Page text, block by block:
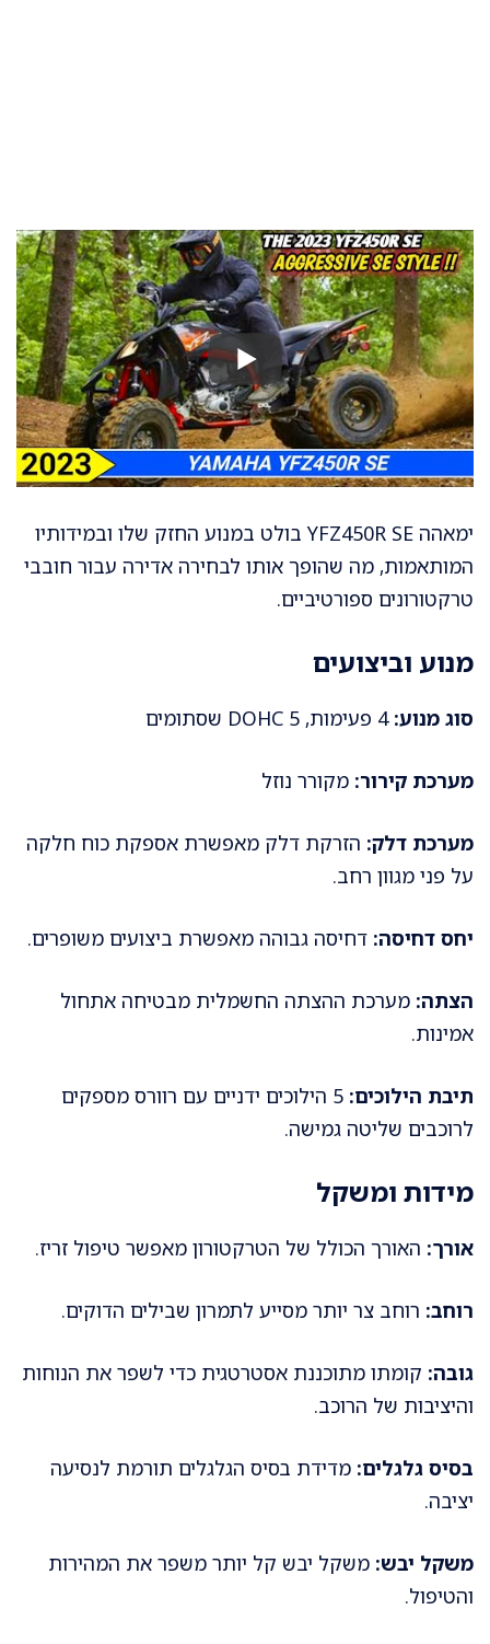
ימאהה YFZ450R SE בולט במנוע החזק שלו ובמידותיו
המותאמות, מה שהופך אותו לבחירה אדירה עבור חובבי
טרקטורונים ספורטיביים.
מנוע וביצועים
סוג מנוע: 4 פעימות, DOHC 5 שסתומים
מערכת קירור: מקורר נוזל
מערכת דלק: הזרקת דלק מאפשרת אספקת כוח חלקה
על פני מגוון רחב.
יחס דחיסה: דחיסה גבוהה מאפשרת ביצועים משופרים.
הצתה: מערכת ההצתה החשמלית מבטיחה אתחול
אמינות.
תיבת הילוכים:
5 הילוכים ידניים עם רוורס מספקים
לרוכבים שליטה גמישה.
מידות ומשקל
אורך: האורך הכולל של הטרקטורון מאפשר טיפול זריז.
רוחב: רוחב צר יותר מסייע לתמרון שבילים הדוקים.
גובה: קומתו מתוכננת אסטרטגית כדי לשפר את הנוחות
והיציבות של הרוכב.
בסיס גלגלים: מדידת בסיס הגלגלים תורמת לנסיעה
יציבה.
משקל יבש: משקל יבש קל יותר משפר את המהירות
והטיפול.